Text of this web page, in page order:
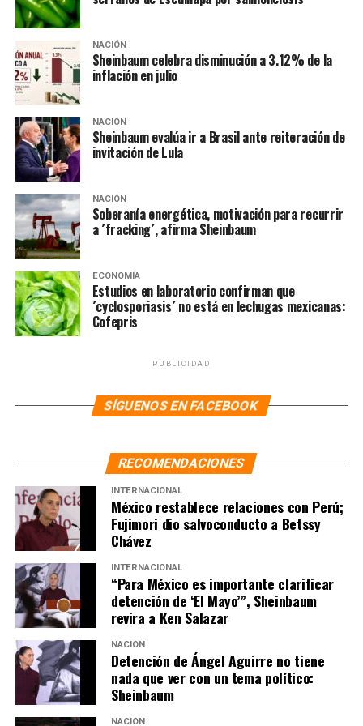
Constitución”, Zaldívar sugiere ajustes a Ley de Amparo
«Juicios por el 68 deben terminarse para evitar más
Ayotzinapas”: Hernández Gamundi
NACIÓN
Sheinbaum celebra disminución a 3.12% de la
inflación en julio
NACIÓN
Sheinbaum evalúa ir a Brasil ante reiteración de
invitación de Lula
NACIÓN
Soberanía energética, motivación para recurrir
a ´fracking´, afirma Sheinbaum
ECONOMÍA
Estudios en laboratorio confirman que
´cyclosporiasis´ no está en lechugas mexicanas:
Cofepris
PUBLICIDAD
SÍGUENOS EN FACEBOOK
RECOMENDACIONES
INTERNACIONAL
México restablece relaciones con Perú;
Fujimori dio salvoconducto a Betssy
Chávez
INTERNACIONAL
“Para México es importante clarificar
detención de ‘El Mayo’”, Sheinbaum
revira a Ken Salazar
NACIÓN
Detención de Ángel Aguirre no tiene
nada que ver con un tema político:
Sheinbaum
NACIÓN